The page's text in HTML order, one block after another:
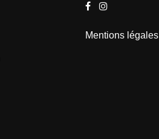
Mentions légales